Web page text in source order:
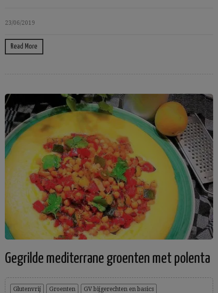
23/06/2019
Read More
Gegrilde mediterrane groenten met polenta
Glutenvrij Groenten
GV bijgerechten en basics